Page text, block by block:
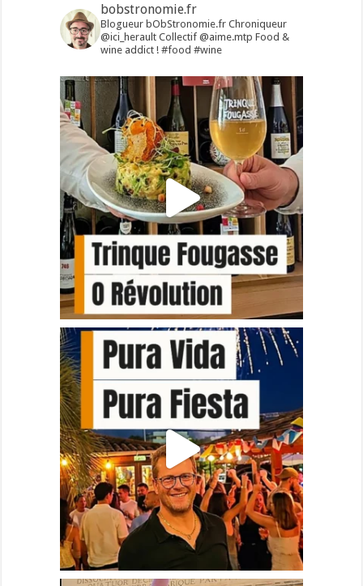
bobstronomie.fr
Blogueur bObStronomie.fr Chroniqueur
@ici_heraultCollectif @aime.mtp Food &
wine addict !#food #wine